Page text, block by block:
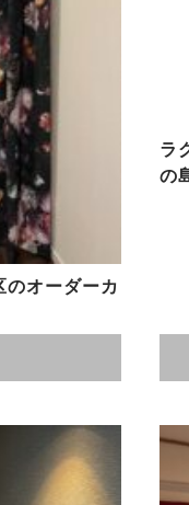
オーダーカ
ラ
の